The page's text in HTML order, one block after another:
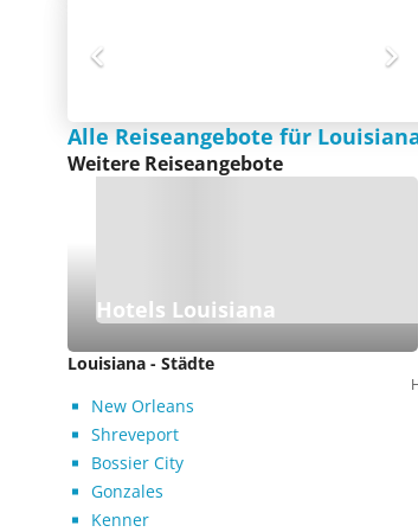
Alle Reiseangebote für
Weitere Reiseangebote
Hotels Louisiana
Louisiana - Städte
New Orleans
Shreveport
Bossier City
Gonzales
Kenner